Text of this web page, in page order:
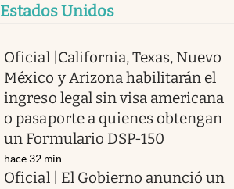
Estados Unidos
Oficial |California, Texas, Nuevo
México y Arizona habilitarán el
ingreso legal sin visa americana
o pasaporte a quienes obtengan
un Formulario DSP-150
hace 32 min
Oficial | El Gobierno anunció un